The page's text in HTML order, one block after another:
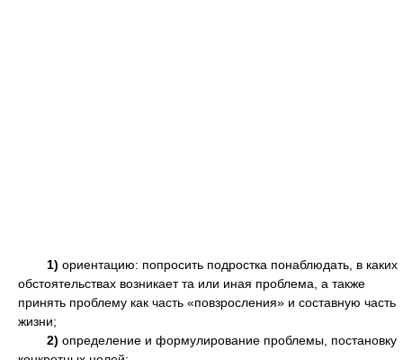
1) ориентацию: попросить подростка понаблюдать, в каких
обстоятельствах возникает та или иная проблема, а также
принять проблему как часть «повзросления» и составную часть
жизни;
2) определение и формулирование проблемы, постановку